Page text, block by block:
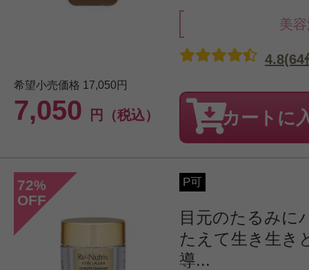
美
希望小売価格 17,050円
7,050 円（税込）
4.8(64
カートに
72%
OFF
P可
目元のたるみに
たえて生き生き
導...